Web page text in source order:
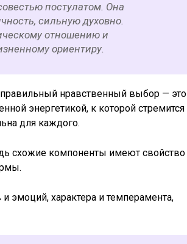
постулатом. Она
сильную духовно.
отношению и
ориентиру.
нравственный выбор — это
энергетикой, к которой стремится
для каждого.
схожие компоненты имеют свойство
эмоций, характера и темперамента,